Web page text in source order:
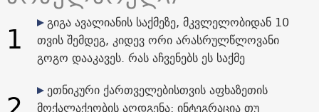
1
გიგა ავალიანის საქმეზე, მკვლელობიდან 10
თვის შემდეგ, კიდევ ორი არასრულწლოვანი
გოგო დააკავეს. რას აჩვენებს ეს საქმე
ეთნიკური ქართველებისთვის აფხაზეთის
მოქალაქეობის აღდგენა: ინტეგრაცია თუ